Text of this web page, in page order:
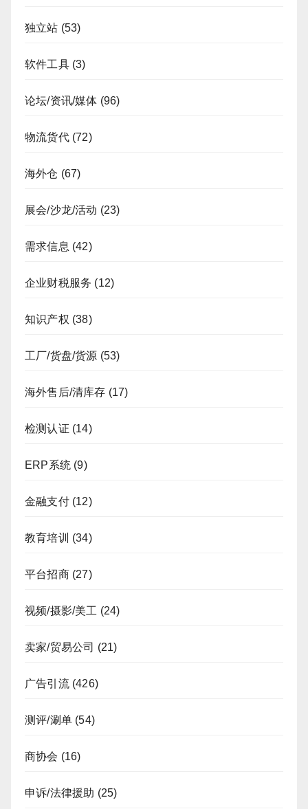
独立站 (53)
软件工具(3)
论坛/资讯/媒体 (96)
物流货代(72)
海外仓 (67)
展会/沙龙/活动 (23)
需求信息 (42)
企业财税服务 (12)
知识产权 (38)
工厂/货盘/货源 (53)
海外售后/清库存 (17)
检测认证 (14)
ERP系统 (9)
金融支付(12)
教育培训 (34)
平台招商(27)
视频/摄影/美工 (24)
卖家/贸易公司 (21)
广告引流(426)
测评/涮单 (54)
商协会 (16)
申诉/法律援助 (25)